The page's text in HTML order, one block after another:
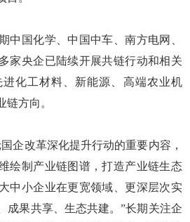
国化学、中国中车、南方电网、
家央企已陆续开展共链行动和相关
化工材料、新能源、高端农业机
链方向。
改革深化提升行动的重要内容，
绘制产业链图谱，打造产业链生态
中小企业在更宽领域、更深层次实
成果共享、生态共建。”长期关注企